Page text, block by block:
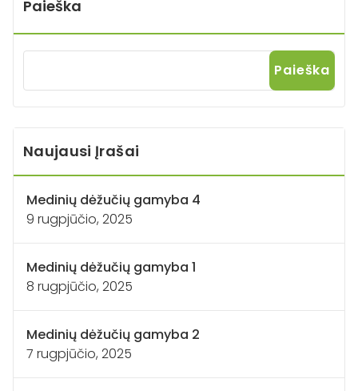
Paieška
Paieška
Naujausi Įrašai
Medinių dėžučių gamyba 4
9 rugpjūčio, 2025
Medinių dėžučių gamyba 1
8 rugpjūčio, 2025
Medinių dėžučių gamyba 2
7 rugpjūčio, 2025